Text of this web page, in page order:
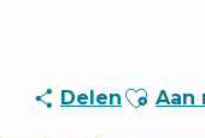
Delen Ajouter
Aan